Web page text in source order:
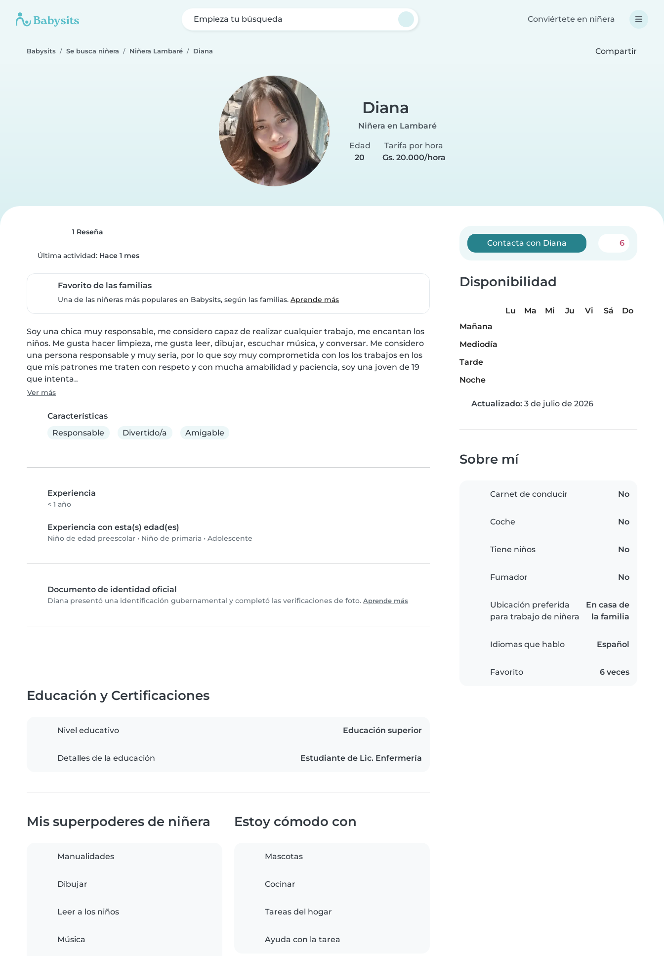
Empieza tu búsqueda Conviértete en niñera
Babysits Se busca niñera Niñera Lambaré Diana Compartir
Diana
Niñera en Lambaré
Edad
20
Tarifa por hora
Gs. 20.000/hora
1 Reseña
Última actividad: Hace 1 mes
Favorito de las familias
Una de las niñeras más populares en Babysits, según las familias. Aprende más
Soy una chica muy responsable, me considero capaz de realizar cualquier trabajo, me encantan los
niños. Me gusta hacer limpieza, me gusta leer, dibujar, escuchar música, y conversar. Me considero
una persona responsable y muy seria, por lo que soy muy comprometida con los los trabajos en los
que mis patrones me traten con respeto y con mucha amabilidad y paciencia, soy una joven de 19
que intenta..
Ver más
Características
Responsable
Divertido/a Amigable
Experiencia
< 1 año
Experiencia con esta(s) edad(es)
Niño de edad preescolar • Niño de primaria • Adolescente
Documento de identidad oficial
Diana presentó una identificación gubernamental y completó las verificaciones de foto. Aprende más
Contacta con Diana 6
Disponibilidad
Lu Ma Mi Ju Vi Sá
Do
Mañana
Mediodía
Tarde
Noche
Actualizado: 3 de julio de 2026
Sobre mí
Carnet de conducir No
Coche No
Tiene niños No
Fumador No
Ubicación preferida
para trabajo de niñera
En casa de
la familia
Idiomas que hablo Español
Favorito 6 veces
Educación y Certificaciones
Nivel educativo Educación superior
Detalles de la educación Estudiante de Lic. Enfermería
Mis superpoderes de niñera
Manualidades
Dibujar
Leer a los niños
Música
Estoy cómodo con
Mascotas
Cocinar
Tareas del hogar
Ayuda con la tarea